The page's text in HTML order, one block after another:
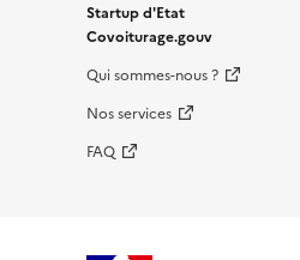
Startup d'Etat
Covoiturage.gouv
Qui sommes-nous ?
Nos services
FAQ